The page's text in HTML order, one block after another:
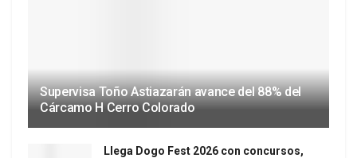
Supervisa Toño Astiazarán avance del 88% del
Cárcamo H Cerro Colorado
Llega Dogo Fest 2026 con concursos,